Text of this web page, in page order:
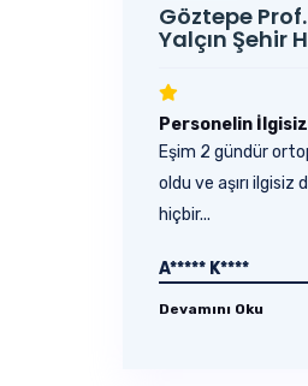
Göztepe
Yalçın Şehir
Personelin
Eşim 2 gündür
oldu ve aşırı ilgisiz
hiçbir...
A***** K****
Devamını Oku